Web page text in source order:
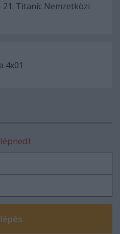
21. Titanic Nemzetközi
4x01